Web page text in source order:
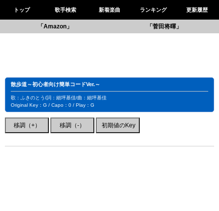
トップ 歌手検索 新着楽曲 ランキング 更新履歴
「Amazon」 「菅田将暉」
散歩道～初心者向け簡単コードVer.～
歌：ふきのとう/詞：細坪基佳/曲：細坪基佳
Original Key：G / Capo：0 / Play：G